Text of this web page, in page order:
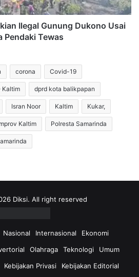
Ilegal Gunung Dukono Usai
Pendaki Tewas
corona Covid-19
Kaltim dprd kota balikpapan
Isran Noor Kaltim Kukar,
Kaltim Polresta Samarinda
Diksi. All right reserved
Nasional Internasional
Ekonomi
Olahraga Teknologi
Umum
Kebijakan Privasi Kebijakan Editorial